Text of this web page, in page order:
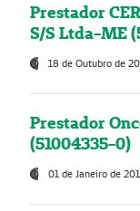
Prestador
S/S Ltda-ME
18 de Outubro de
Prestador
(51004335-0)
01 de Janeiro de